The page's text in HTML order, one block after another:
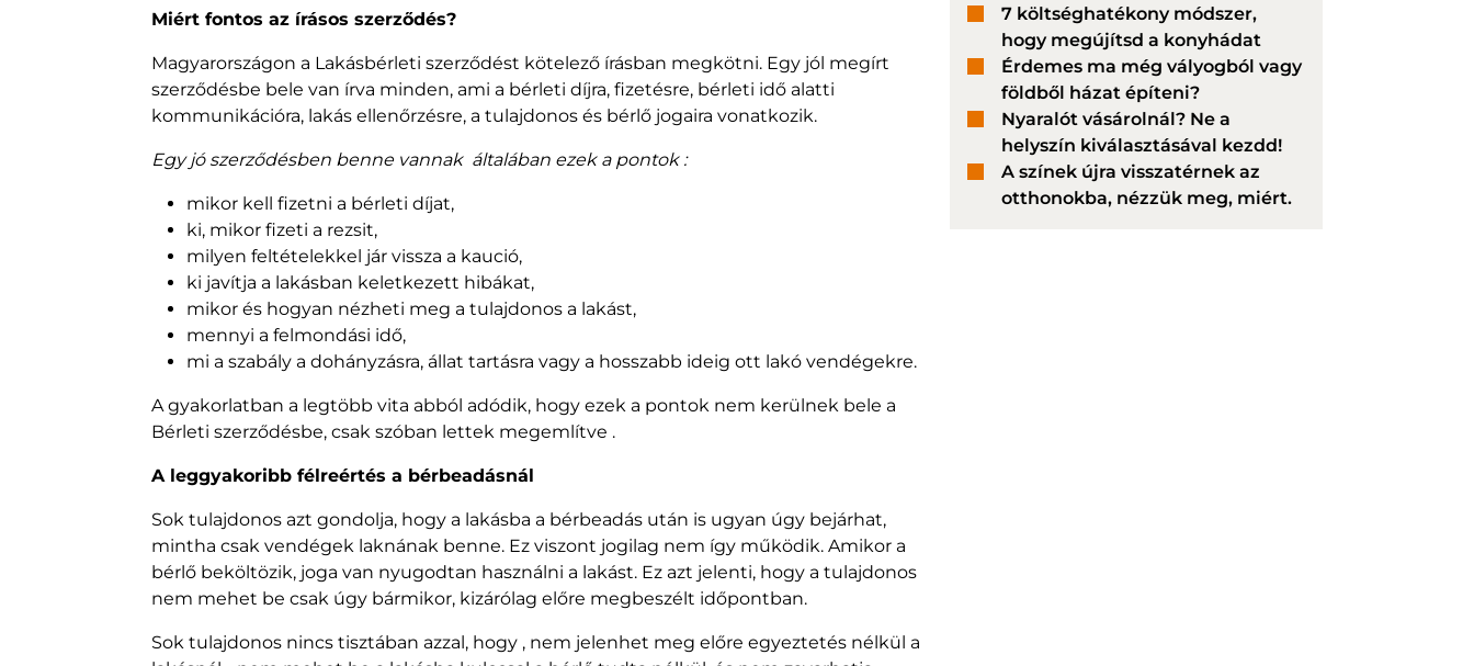
Miért fontos az írásos szerződés?
Magyarországon a Lakásbérleti szerződést kötelező írásban megkötni. Egy jól megírt
szerződésbe bele van írva minden, ami a bérleti díjra, fizetésre, bérleti idő alatti
kommunikációra, lakás ellenőrzésre, a tulajdonos és bérlő jogaira vonatkozik.
Egy jó szerződésben benne vannak általában ezek a pontok :
mikor kell fizetni a bérleti díjat,
ki, mikor fizeti a rezsit,
milyen feltételekkel jár vissza a kaució,
ki javítja a lakásban keletkezett hibákat,
mikor és hogyan nézheti meg a tulajdonos a lakást,
mennyi a felmondási idő,
mi a szabály a dohányzásra, állat tartásra vagy a hosszabb ideig ott lakó vendégekre.
A gyakorlatban a legtöbb vita abból adódik, hogy ezek a pontok nem kerülnek bele a
Bérleti szerződésbe, csak szóban lettek megemlítve .
A leggyakoribb félreértés a bérbeadásnál
Sok tulajdonos azt gondolja, hogy a lakásba a bérbeadás után is ugyan úgy bejárhat,
mintha csak vendégek laknának benne. Ez viszont jogilag nem így működik. Amikor a
bérlő beköltözik, joga van nyugodtan használni a lakást. Ez azt jelenti, hogy a tulajdonos
nem mehet be csak úgy bármikor, kizárólag előre megbeszélt időpontban.
Sok tulajdonos nincs tisztában azzal, hogy , nem jelenhet meg előre egyeztetés nélkül a
7 költséghatékony módszer,
hogy megújítsd a konyhádat
Érdemes ma még vályogból vagy
földből házat építeni?
Nyaralót vásárolnál? Ne a
helyszín kiválasztásával kezdd!
A színek újra visszatérnek az
otthonokba, nézzük meg, miért.